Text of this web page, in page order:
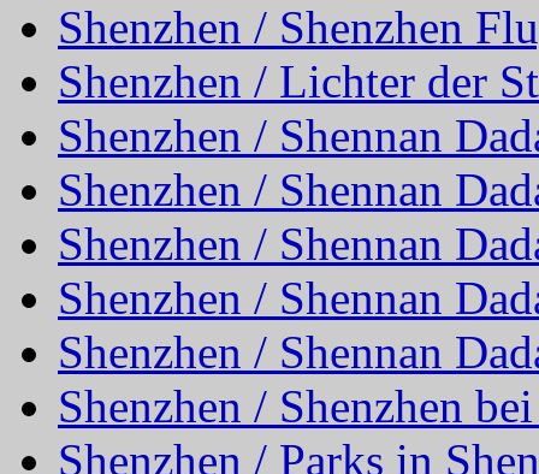
Shenzhen / Shenzhen
Shenzhen / Lichter der
Shenzhen / Shennan
Shenzhen / Shennan
Shenzhen / Shennan
Shenzhen / Shennan
Shenzhen / Shennan
Shenzhen / Shenzhen
Shenzhen / Parks in